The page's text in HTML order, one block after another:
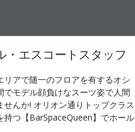
・エスコートスタッフ
リアで随一のフロアを有するオシ
でモデル顔負けなスーツ姿で人間
せんか! オリオン通りトップクラス
持つ【BarSpaceQueen】でホール